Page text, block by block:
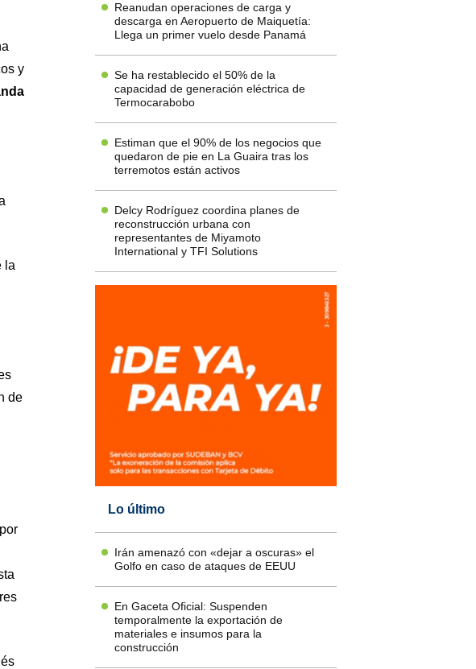
y
la
de
Reanudan operaciones de carga y
descarga en Aeropuerto de Maiquetía:
Llega un primer vuelo desde Panamá
Se ha restablecido el 50% de la
capacidad de generación eléctrica de
Termocarabobo
Estiman que el 90% de los negocios que
quedaron de pie en La Guaira tras los
terremotos están activos
Delcy Rodríguez coordina planes de
reconstrucción urbana con
representantes de Miyamoto
International y TFI Solutions
Lo último
Irán amenazó con «dejar a oscuras» el
Golfo en caso de ataques de EEUU
En Gaceta Oficial: Suspenden
temporalmente la exportación de
materiales e insumos para la
construcción